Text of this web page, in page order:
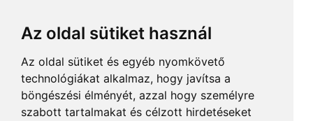
Az oldal sütiket használ
Az oldal sütiket és egyéb nyomkövető
technológiákat alkalmaz, hogy javítsa a
böngészési élményét, azzal hogy személyre
szabott tartalmakat és célzott hirdetéseket